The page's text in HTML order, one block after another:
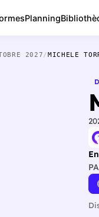
Planning
2027/MICHELE